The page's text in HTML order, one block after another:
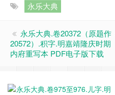
永乐大典
永乐大典.卷20372（原题作
20572）.积字.明嘉靖隆庆时期
内府重写本 PDF电子版下载